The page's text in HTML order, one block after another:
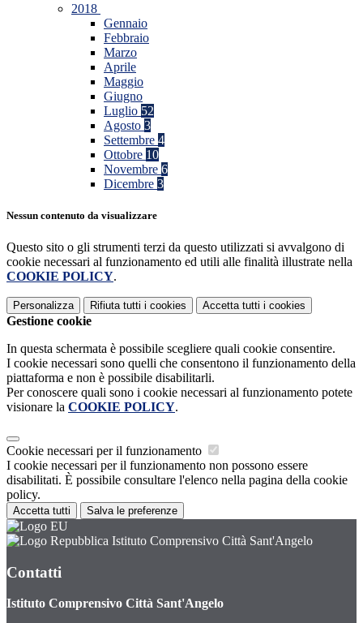
2018
Gennaio
Febbraio
Marzo
Aprile
Maggio
Giugno
Luglio 52
Agosto 3
Settembre 4
Ottobre 10
Novembre 6
Dicembre 3
Nessun contenuto da visualizzare
Questo sito o gli strumenti terzi da questo utilizzati si avvalgono di
cookie necessari al funzionamento ed utili alle finalità illustrate nella
COOKIE POLICY.
Personalizza Rifiuta tutti i cookies Accetta tutti i cookies
Gestione cookie
In questa schermata è possibile scegliere quali cookie consentire.
I cookie necessari sono quelli che consentono il funzionamento della
piattaforma e non è possibile disabilitarli.
Per conoscere quali sono i cookie necessari al funzionamento potete
visionare la COOKIE POLICY.
Cookie necessari per il funzionamento
I cookie necessari per il funzionamento non possono essere
disabilitati. È possibile consultare l'elenco nella pagina della cookie
policy.
Accetta tutti Salva le preferenze
Istituto Comprensivo Città Sant'Angelo
Contatti
Istituto Comprensivo Città Sant'Angelo